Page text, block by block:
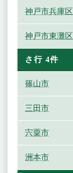
神戸市兵庫区
神戸市東灘区
さ行 4件
篠山市
三田市
宍粟市
洲本市